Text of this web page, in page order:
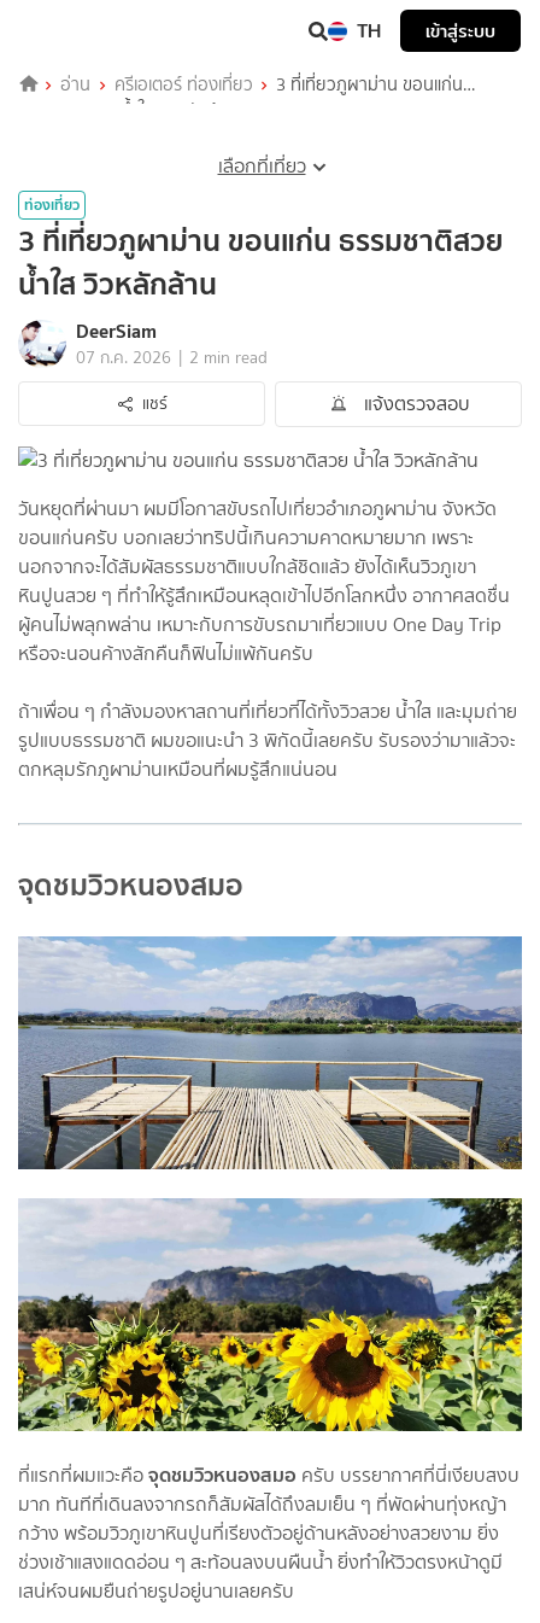
TH เข้าสู่ระบบ
อ่าน ครีเอเตอร์ ท่องเที่ยว
3 ที่เที่ยวภูผาม่าน ขอนแก่น
ธรรมชาติสวย น้ำใส วิวหลักล้าน
เลือกที่เที่ยว
ท่องเที่ยว
3 ที่เที่ยวภูผาม่าน ขอนแก่น ธรรมชาติสวย
น้ำใส วิวหลักล้าน
DeerSiam
07 ก.ค. 2026 | 2 min read
แชร์
แจ้งตรวจสอบ
วันหยุดที่ผ่านมา ผมมีโอกาสขับรถไปเที่ยวอำเภอภูผาม่าน จังหวัด
ขอนแก่นครับ บอกเลยว่าทริปนี้เกินความคาดหมายมาก เพราะ
นอกจากจะได้สัมผัสธรรมชาติแบบใกล้ชิดแล้ว ยังได้เห็นวิวภูเขา
หินปูนสวย ๆ ที่ทำให้รู้สึกเหมือนหลุดเข้าไปอีกโลกหนึ่ง อากาศสดชื่น
ผู้คนไม่พลุกพล่าน เหมาะกับการขับรถมาเที่ยวแบบ One Day Trip
หรือจะนอนค้างสักคืนก็ฟินไม่แพ้กันครับ
ถ้าเพื่อน ๆ กำลังมองหาสถานที่เที่ยวที่ได้ทั้งวิวสวย น้ำใส และมุมถ่าย
รูปแบบธรรมชาติ ผมขอแนะนำ 3 พิกัดนี้เลยครับ รับรองว่ามาแล้วจะ
ตกหลุมรักภูผาม่านเหมือนที่ผมรู้สึกแน่นอน
จุดชมวิวหนองสมอ
ที่แรกที่ผมแวะคือจุดชมวิวหนองสมอ ครับ บรรยากาศที่นี่เงียบสงบ
มาก ทันทีที่เดินลงจากรถก็สัมผัสได้ถึงลมเย็น ๆ ที่พัดผ่านทุ่งหญ้า
กว้าง พร้อมวิวภูเขาหินปูนที่เรียงตัวอยู่ด้านหลังอย่างสวยงาม ยิ่ง
ช่วงเช้าแสงแดดอ่อน ๆ สะท้อนลงบนผืนน้ำ ยิ่งทำให้วิวตรงหน้าดูมี
เสน่ห์จนผมยืนถ่ายรูปอยู่นานเลยครับ